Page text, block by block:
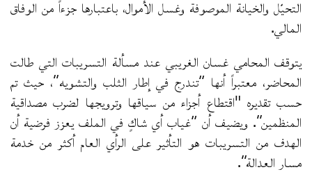
التحيّل والخيانة الموصوفة وغسل الأموال، باعتبارها جزءاً من الوفاق
المالي.
يتوقف المحامي غسان الغريبي عند مسألة التسريبات التي طالت
المحاضر، معتبراً أنها “تندرج في إطار الثلب والتشويه”، حيث تم
حسب تقديره "اقتطاع أجزاء من سياقها وترويجها لضرب مصداقية
المنظمين”. ويضيف أن “غياب أي شاكٍ في الملف يعزز فرضية أن
الهدف من التسريبات هو التأثير على الرأي العام أكثر من خدمة
مسار العدالة”.